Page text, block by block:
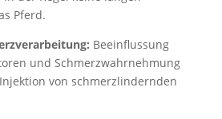
Pferd.
Beeinflussung
und Schmerzwahrnehmung
von schmerzlindernden